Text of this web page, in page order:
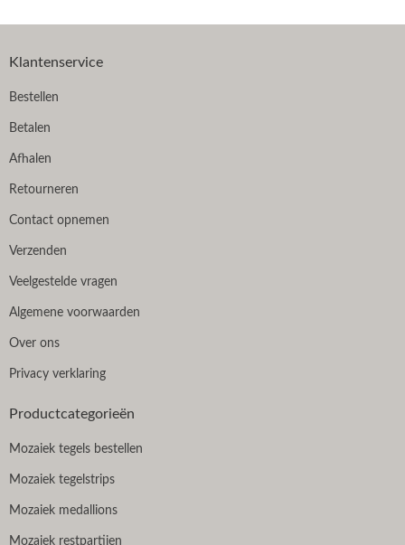
Klantenservice
Bestellen
Betalen
Afhalen
Retourneren
Contact opnemen
Verzenden
Veelgestelde vragen
Algemene voorwaarden
Over ons
Privacy verklaring
Productcategorieën
Mozaiek tegels bestellen
Mozaiek tegelstrips
Mozaiek medallions
Mozaiek restpartijen